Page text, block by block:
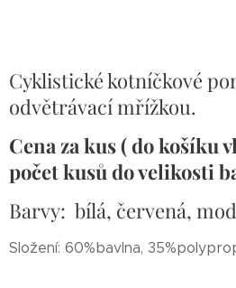
Cyklistické kotníčkové
odvětrávací mřížkou.
Cena za kus ( do košíku
počet kusů do velikosti
Barvy: bílá, červená,
Složení: 60%bavlna,